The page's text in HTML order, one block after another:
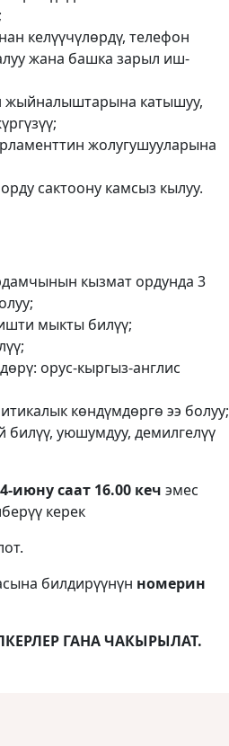
келүүчүлөрдү, телефон
жана башка зарыл иш-
жыйналыштарына катышуу,
жолугушууларына
сактоону камсыз кылуу.
кызмат ордунда 3
мыкты билүү;
орус-кыргыз-англис
көндүмдөргө ээ болуу;
уюшумдуу, демилгелүү
июну саат 16.00 кеч эмес
керек
билдирүүнүн номерин
ГАНА ЧАКЫРЫЛАТ.